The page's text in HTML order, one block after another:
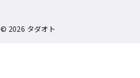
© 2026 タダオト